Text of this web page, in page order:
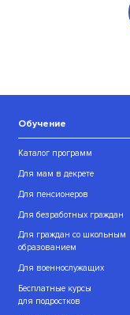
Обучение
Каталог программ
Для мам в декрете
Для пенсионеров
Для безработных граждан
Для граждан со школьным
образованием
Для военнослужащих
Бесплатные курсы
для подростков